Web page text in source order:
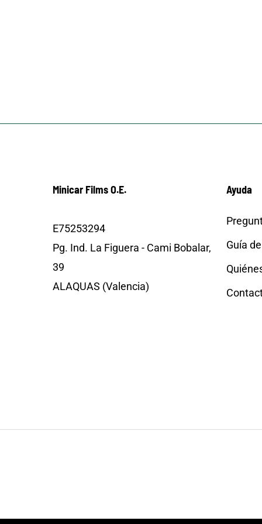
Minicar Films O.E.
E75253294
Pg. Ind. La Figuera - Cami Bobalar,
39
ALAQUAS (Valencia)
Ayuda
Guía